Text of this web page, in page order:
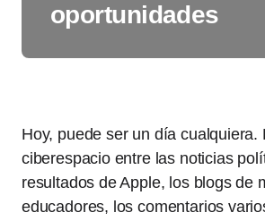
oportunidades
Hoy, puede ser un día cualquiera.
ciberespacio entre las noticias
resultados de Apple, los blogs de
educadores, los comentarios